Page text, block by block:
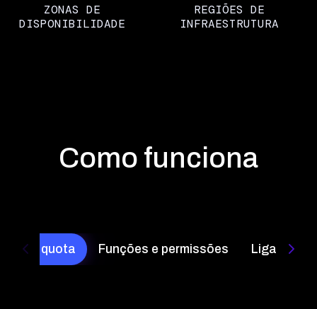
ZONAS DE
DISPONIBILIDADE
REGIÕES DE
INFRAESTRUTURA
Como funciona
quota Funções e permissões Ligar ao